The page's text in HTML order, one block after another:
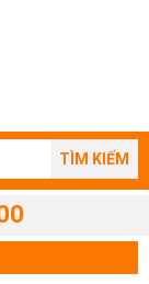
TÌM KIẾM